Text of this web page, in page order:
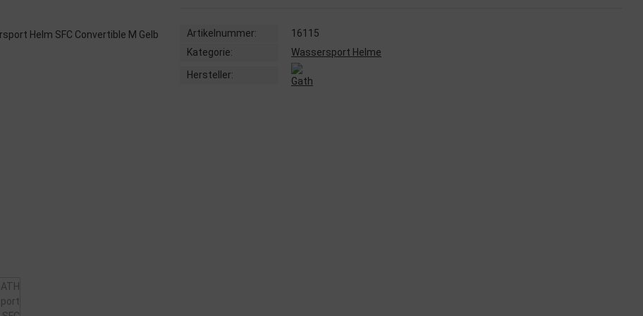
Artikelnummer:
16115
Kategorie:
Wassersport Helme
Hersteller: